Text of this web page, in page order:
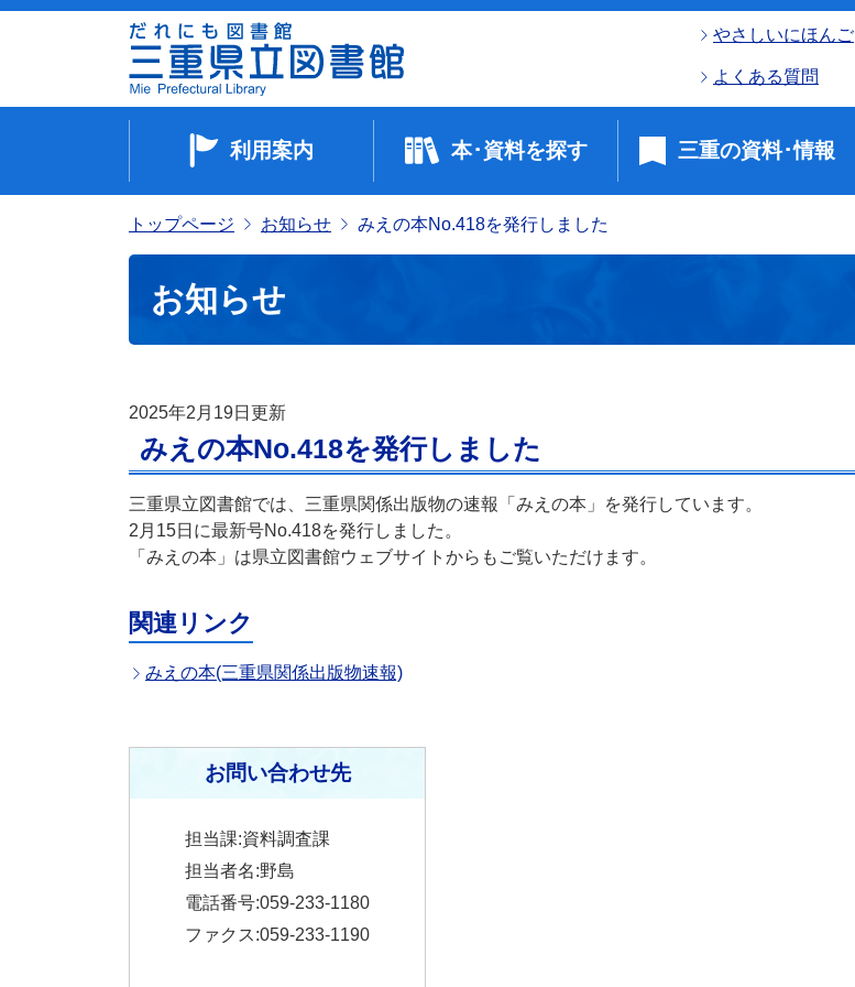
やさしいにほんご
よくある質問
利用案内 本･資料を探す 三重の資料･情報
トップページ お知らせ みえの本No.418を発行しました
お知らせ
2025年2月19日 更新
みえの本No.418を発行しました
三重県立図書館では、三重県関係出版物の速報「みえの本」を発行しています。
2月15日に最新号No.418を発行しました。
「みえの本」は県立図書館ウェブサイトからもご覧いただけます。
関連リンク
みえの本(三重県関係出版物速報)
お問い合わせ先
担当課:資料調査課
担当者名:野島
電話番号:059-233-1180
ファクス:059-233-1190